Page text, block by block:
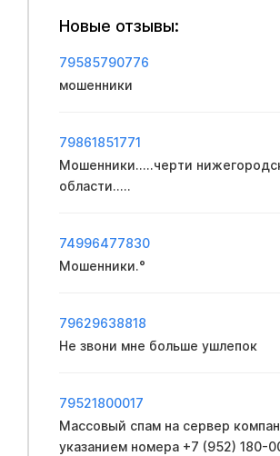
Новые отзывы:
79585790776
мошенники
79861851771
Мошенники.....черти
области.....
74996477830
Мошенники.°
79629638818
Не звони мне больше ушлепок
79521800017
Массовый спам на сервер
указанием номера +7 (952) 180-